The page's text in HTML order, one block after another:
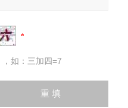
如：三加四=7